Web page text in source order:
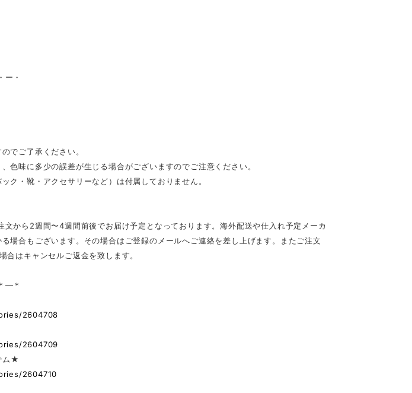
ー・
でご了承ください。
色味に多少の誤差が生じる場合がございますのでご注意ください。
ク・靴・アクセサリーなど）は付属しておりません。
から2週間〜4週間前後でお届け予定となっております。海外配送や仕入れ予定メーカ
場合もございます。その場合はご登録のメールへご連絡を差し上げます。またご注文
合はキャンセルご返金を致します。
—＊
2604708
2604709
ム★
2604710